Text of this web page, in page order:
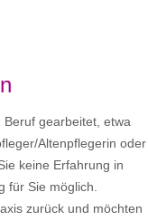
gearbeitet, etwa
Altenpflegerin oder
keine Erfahrung in
für Sie möglich.
zurück und möchten